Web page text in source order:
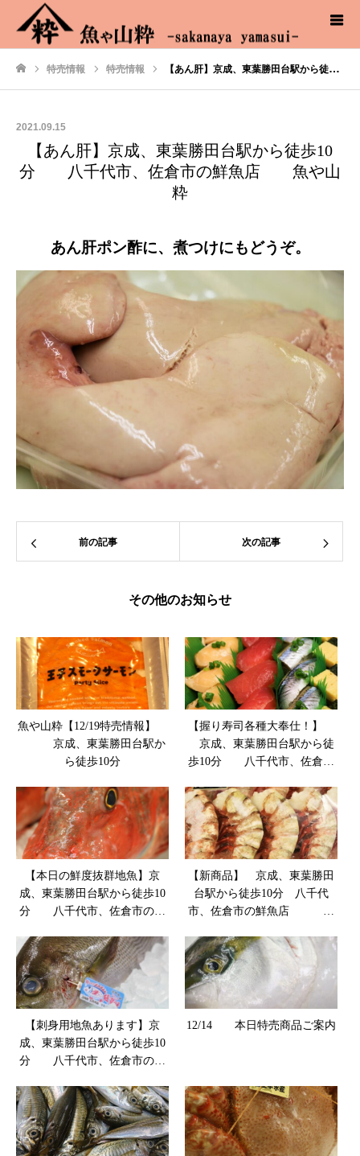
特売情報 特売情報 【あん肝】京成、東葉勝田台駅から徒歩10分 八千代市、佐倉市の鮮魚店 魚や山粋
2021.09.15
【あん肝】京成、東葉勝田台駅から徒歩10
分 八千代市、佐倉市の鮮魚店 魚や山
粋
あん肝ポン酢に、煮つけにもどうぞ。
前の記事 次の記事
その他のお知らせ
魚や山粋【12/19特売情報】
京成、東葉勝田台駅か
ら徒歩10分
【握り寿司各種大奉仕！】
京成、東葉勝田台駅から徒
歩10分 八千代市、佐倉市
【本日の鮮度抜群地魚】京
成、東葉勝田台駅から徒歩10
分 八千代市、佐倉市の鮮
【新商品】 京成、東葉勝田
台駅から徒歩10分 八千代
市、佐倉市の鮮魚店 魚
【刺身用地魚あります】京
成、東葉勝田台駅から徒歩10
分 八千代市、佐倉市の鮮
12/14 本日特売商品ご案内